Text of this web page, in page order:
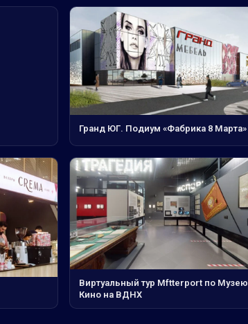
Гранд ЮГ. Подиум «Фабрика 8 Марта»
Виртуальный тур Mftterport по Музею
Кино на ВДНХ